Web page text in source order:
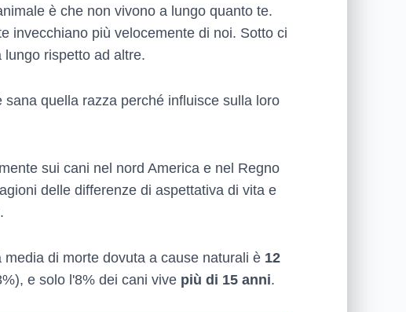
è che non vivono a lungo quanto te.
invecchiano più velocemente di noi. Sotto ci
rispetto ad altre.
quella razza perché influisce sulla loro
sui cani nel nord America e nel Regno
delle differenze di aspettativa di vita e
media di morte dovuta a cause naturali è 12
e solo l'8% dei cani vive più di 15 anni.